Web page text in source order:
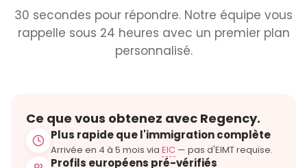
30 secondes pour répondre. Notre équipe vous
rappelle sous 24 heures avec un premier plan
personnalisé.
Ce que vous obtenez avec Regency.
Plus rapide que l'immigration complète
Arrivée en 4 à 5 mois via EIC — pas d'EIMT requise.
Profils européens pré-vérifiés